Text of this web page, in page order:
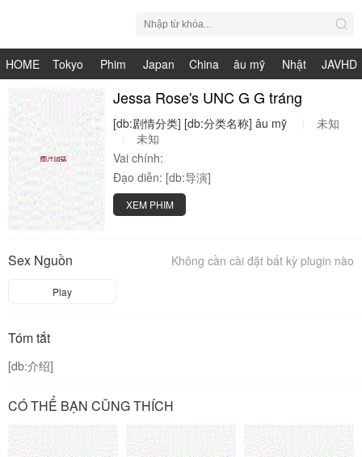
HOME
Tokyo
Hot
Phim
Nhật
Bản
Japan
HDV
China
live
âu mỹ
Nhật
Bản
JAVHD
Jessa Rose's UNC G G tráng
[db:剧情分类] [db:分类名称] âu mỹ
未知
未知
Vai chính:
Đạo diễn: [db:导演]
XEM PHIM
Không cần cài đặt bất kỳ plugin nào
Sex Nguồn
Play
Tóm tắt
[db:介绍]
CÓ THỂ BẠN CŨNG THÍCH